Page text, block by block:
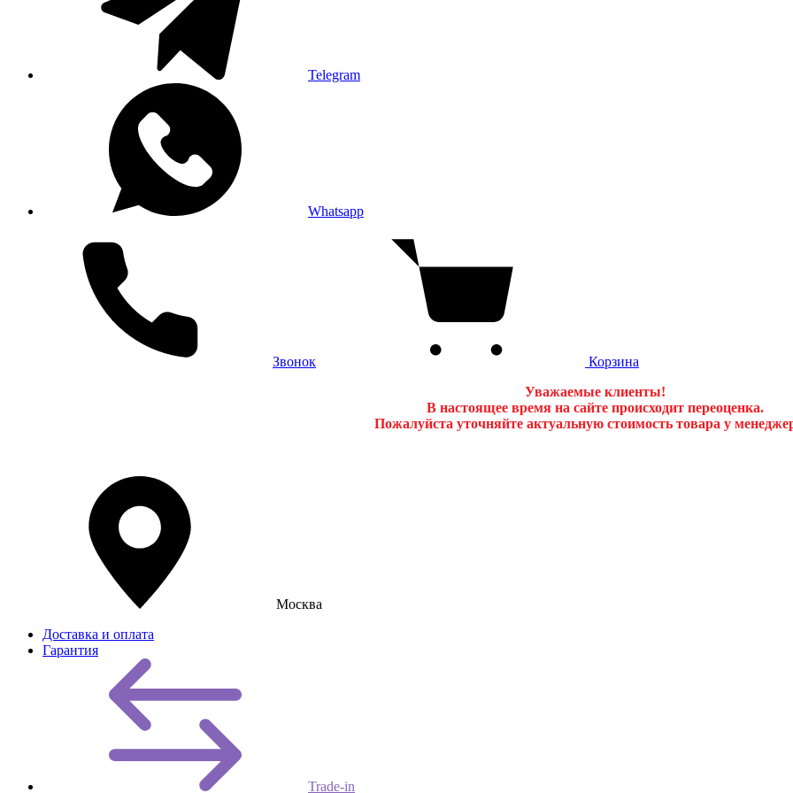
Telegram
Whatsapp
Звонок
Корзина
Уважаемые клиенты!
В настоящее время на сайте происходит переоценка.
Пожалуйста уточняйте актуальную стоимость товара у
Москва
Доставка и оплата
Гарантия
Trade-in